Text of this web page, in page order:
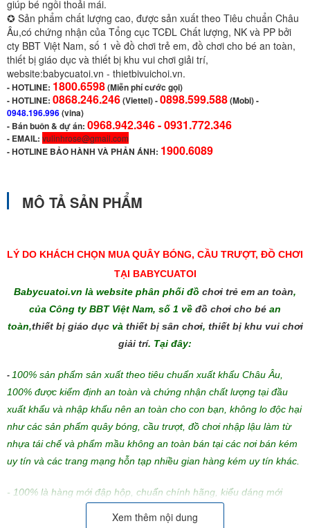
giúp bé ngồi thoải mái.
✪ Sản phẩm chất lượng cao, được sản xuất theo Tiêu chuẩn Châu
Âu,có chứng nhận của Tổng cục TCĐL Chất lượng, NK và PP bởi
cty BBT Việt Nam, số 1 về đồ chơi trẻ em, đồ chơi cho bé an toàn,
thiết bị giáo dục và thiết bị khu vui chơi giải trí,
website:babycuatoi.vn - thietbivuichoi.vn.
-HOTLINE: 1800.6598(Miễn phí cước gọi)
- HOTLINE: 0868.246.246(Viettel)-0898.599.588(Mobi) -
0948.196.996(vina)
- Bán buôn & dự án: 0968.942.346 -0931.772.346
- EMAIL: vulinhrose@gmail.com
-HOTLINE BẢO HÀNH VÀ PHẢN ÁNH: 1900.6089
MÔ TẢ SẢN PHẨM
LÝ DO KHÁCH CHỌN MUA QUÂY BÓNG, CẦU TRƯỢT, ĐỒ CHƠI
TẠI BABYCUATOI
Babycuatoi.vn là website phân phối đồ chơi trẻ em an toàn,
của Công ty BBT Việt Nam, số 1 về đồ chơi cho bé an
toàn,thiết bị giáo dụcvà thiết bị sân chơi, thiết bị khu vui chơi
giải trí. Tại đây:
- 100% sản phẩm sản xuất theo tiêu chuẩn xuất khẩu Châu Âu,
100% được kiểm định an toàn và chứng nhận chất lượng tại đầu
xuất khẩu và nhập khẩu nên an toàn cho con bạn, không lo độc hại
như các sản phẩm quây bóng, cầu trượt, đồ chơi nhập lậu làm từ
nhựa tái chế và phẩm mầu không an toàn bán tại các nơi bán kém
uy tín và các trang mạng hỗn tạp nhiều gian hàng kém uy tín khác.
- 100% là hàng mới đập hộp, chuẩn chính hãng, kiểu dáng mới
Xem thêm nội dung